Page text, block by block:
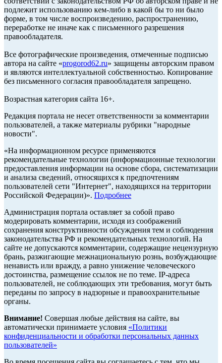
подлежит использованию кем-либо в какой бы то ни было
форме, в том числе воспроизведению, распространению,
переработке не иначе как с письменного разрешения
правообладателя.
Все фотографические произведения, отмеченные подписью
автора на сайте «progorod62.ru» защищены авторским правом
и являются интеллектуальной собственностью. Копирование
без письменного согласия правообладателя запрещено.
Возрастная категория сайта 16+.
Редакция портала не несет ответственности за комментарии
пользователей, а также материалы рубрики "народные
новости".
«На информационном ресурсе применяются
рекомендательные технологии (информационные технологии
предоставления информации на основе сбора, систематизации
и анализа сведений, относящихся к предпочтениям
пользователей сети "Интернет", находящихся на территории
Российской Федерации)». Подробнее
Администрация портала оставляет за собой право
модерировать комментарии, исходя из соображений
сохранения конструктивности обсуждения тем и соблюдения
законодательства РФ и рекомендательных технологий. На
сайте не допускаются комментарии, содержащие нецензурную
брань, разжигающие межнациональную рознь, возбуждающие
ненависть или вражду, а равно унижение человеческого
достоинства, размещение ссылок не по теме. IP-адреса
пользователей, не соблюдающих эти требования, могут быть
переданы по запросу в надзорные и правоохранительные
органы.
Внимание! Совершая любые действия на сайте, вы
автоматически принимаете условия «Политики
конфиденциальности и обработки персональных данных
пользователей»